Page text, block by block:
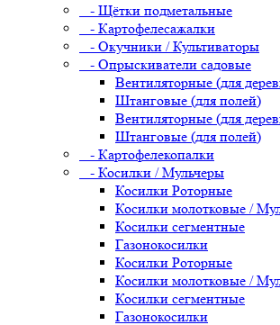
- Щётки подметальные
- Картофелесажалки
- Окучники / Культиваторы
- Опрыскиватели садовые
Вентиляторные (для
Штанговые (для полей)
Вентиляторные (для
Штанговые (для полей)
- Картофелекопалки
- Косилки / Мульчеры
Косилки Роторные
Косилки молотковые /
Косилки сегментные
Газонокосилки
Косилки Роторные
Косилки молотковые /
Косилки сегментные
Газонокосилки